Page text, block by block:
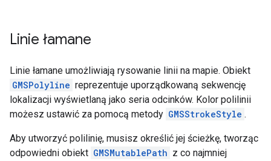
Linie łamane
Linie łamane umożliwiają rysowanie linii na mapie. Obiekt
GMSPolyline reprezentuje uporządkowaną sekwencję
lokalizacji wyświetlaną jako seria odcinków. Kolor polilinii
możesz ustawić za pomocą metody GMSStrokeStyle .
Aby utworzyć polilinię, musisz określić jej ścieżkę, tworząc
odpowiedni obiekt GMSMutablePath z co najmniej